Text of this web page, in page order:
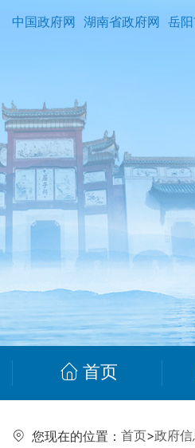
中国政府网 湖南省政府网 岳
首页
您现在的位置： 首页>政府